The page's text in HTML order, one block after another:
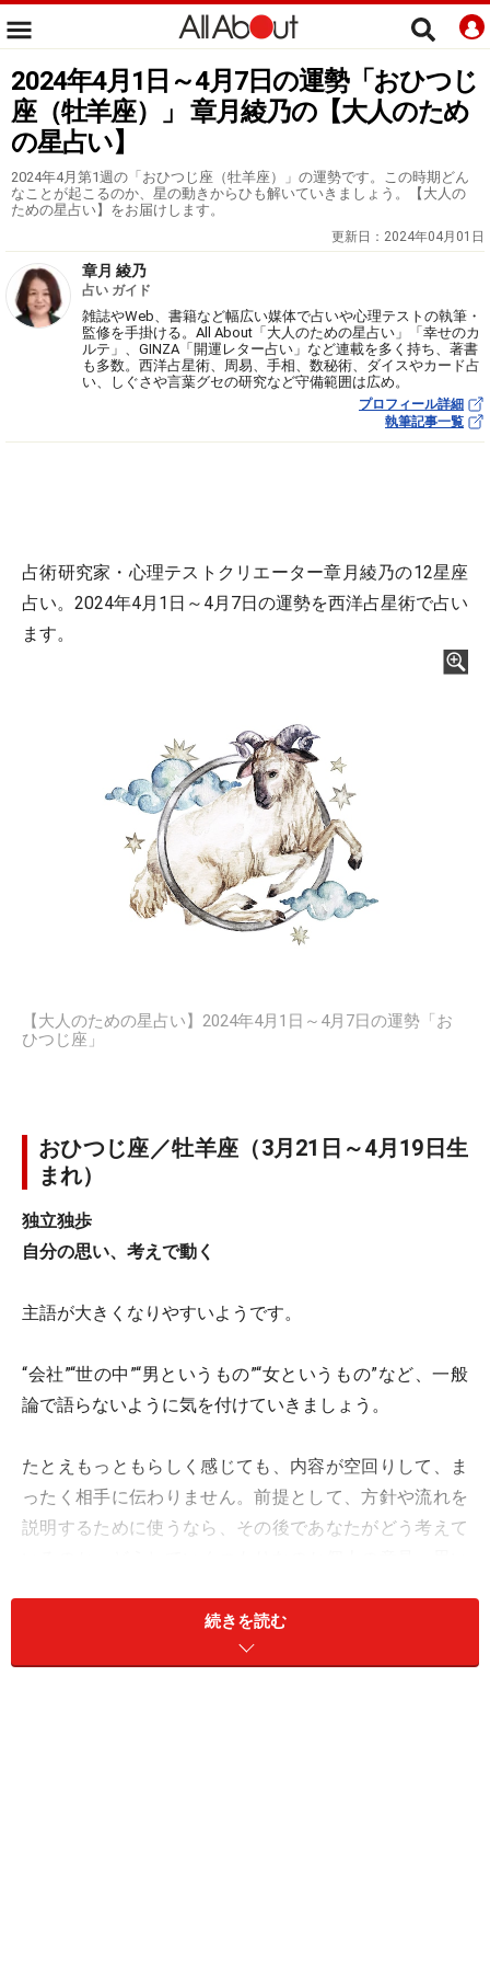
2024年4月1日～4月7日の運勢「おひつじ
座（牡羊座）」 章月綾乃の【大人のため
の星占い】
2024年4月第1週の「おひつじ座（牡羊座）」の運勢です。この時期どん
なことが起こるのか、星の動きからひも解いていきましょう。【大人の
ための星占い】をお届けします。
更新日： 2024年04月01日
章月 綾乃
占い ガイド
雑誌やWeb、書籍など幅広い媒体で占いや心理テストの執筆・
監修を手掛ける。All About「大人のための星占い」「幸せのカ
ルテ」、GINZA「開運レター占い」など連載を多く持ち、著書
も多数。西洋占星術、周易、手相、数秘術、ダイスやカード占
い、しぐさや言葉グセの研究など守備範囲は広め。
プロフィール詳細
執筆記事一覧
占術研究家・心理テストクリエーター章月綾乃の12星座
占い。2024年4月1日～4月7日の運勢を西洋占星術で占い
ます。
【大人のための星占い】2024年4月1日～4月7日の運勢「お
ひつじ座」
おひつじ座／牡羊座（3月21日～4月19日生
まれ）
独立独歩
自分の思い、考えで動く
主語が大きくなりやすいようです。
“会社”“世の中”“男というもの”“女というもの”など、一般
論で語らないように気を付けていきましょう。
たとえもっともらしく感じても、内容が空回りして、ま
ったく相手に伝わりません。前提として、方針や流れを
説明するために使うなら、その後であなたがどう考えて
語ることがない、あるいは、語る立場にないなら、大風
続きを読む